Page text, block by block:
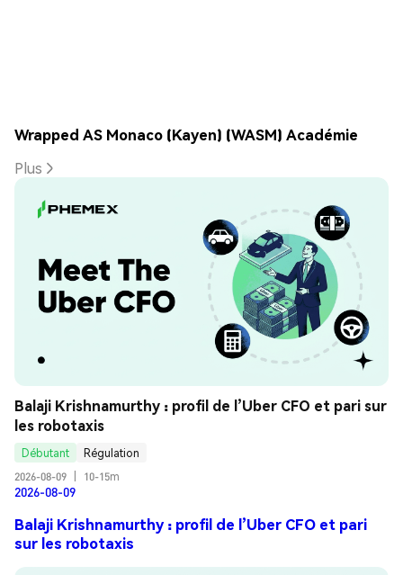
Wrapped AS Monaco (Kayen) (WASM) Académie
Plus
Balaji Krishnamurthy : profil de l’Uber CFO et pari sur
les robotaxis
Débutant
Régulation
2026-08-09
10-15m
2026-08-09
Balaji Krishnamurthy : profil de l’Uber CFO et pari
sur les robotaxis